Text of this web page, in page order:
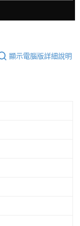
顯示電腦版詳細說明